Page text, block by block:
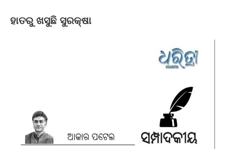
ହାତରୁ ଖସୁଛି ସୁରକ୍ଷା